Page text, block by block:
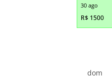
30 ago
R$ 1500
dom